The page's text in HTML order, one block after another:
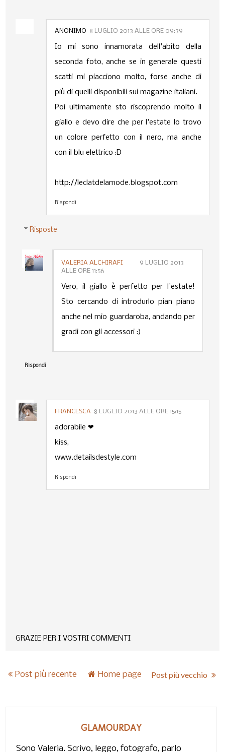
ANONIMO 8 LUGLIO 2013 ALLE ORE 09:39
Io mi sono innamorata dell'abito della
seconda foto, anche se in generale questi
scatti mi piacciono molto, forse anche di
più di quelli disponibili sui magazine italiani.
Poi ultimamente sto riscoprendo molto il
giallo e devo dire che per l'estate lo trovo
un colore perfetto con il nero, ma anche
con il blu elettrico :D
http://leclatdelamode.blogspot.com
Rispondi
Risposte
VALERIA ALCHIRAFI
9 LUGLIO 2013
ALLE ORE 11:56
Vero, il giallo è perfetto per l'estate!
Sto cercando di introdurlo pian piano
anche nel mio guardaroba, andando per
gradi con gli accessori :)
Rispondi
FRANCESCA 8 LUGLIO 2013 ALLE ORE 15:15
adorabile ❤
kiss,
www.detailsdestyle.com
Rispondi
GRAZIE PER I VOSTRI COMMENTI
Post più recente Post più vecchio
Home page
GLAMOURDAY
Sono Valeria. Scrivo, leggo, fotografo, parlo